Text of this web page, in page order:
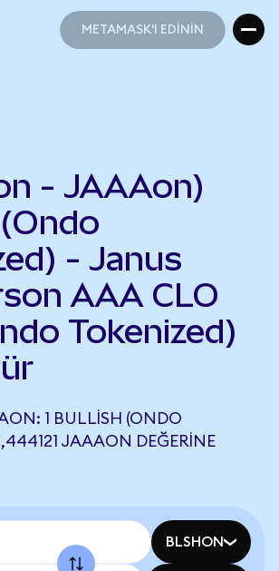
METAMASK'I EDİNİN
- JAAAon)
- Janus
AAA CLO
Tokenized)
1 BULLISH (ONDO
JAAAON DEĞERINE
BLSHON